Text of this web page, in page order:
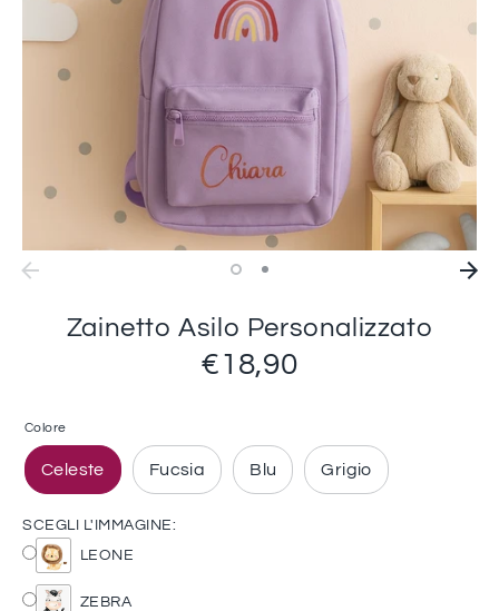
Zainetto Asilo Personalizzato
€18,90
Colore
Celeste Fucsia Blu Grigio
SCEGLI L'IMMAGINE:
LEONE
ZEBRA